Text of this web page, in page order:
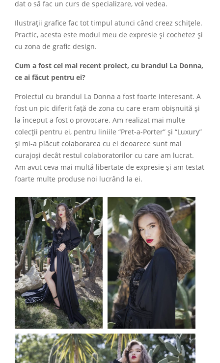
dat o să fac un curs de specializare, voi vedea.
Ilustrații grafice fac tot timpul atunci când creez schițele.
Practic, acesta este modul meu de expresie și cochetez și
cu zona de grafic design.
Cum a fost cel mai recent proiect, cu brandul La Donna,
ce ai făcut pentru ei?
Proiectul cu brandul La Donna a fost foarte interesant. A
fost un pic diferit față de zona cu care eram obișnuită și
la început a fost o provocare. Am realizat mai multe
colecții pentru ei, pentru liniile “Pret-a-Porter” și “Luxury”
și mi-a plăcut colaborarea cu ei deoarece sunt mai
curajoși decât restul colaboratorilor cu care am lucrat.
Am avut ceva mai multă libertate de expresie și am testat
foarte multe produse noi lucrând la ei.